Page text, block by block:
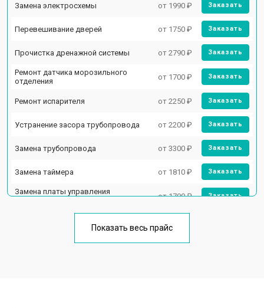
Замена электросхемы от 1990 ₽ Заказать
Перевешивание дверей от 1750 ₽ Заказать
Прочистка дренажной системы от 2790 ₽ Заказать
Ремонт датчика морозильного
отделения
от 1700 ₽ Заказать
Ремонт испарителя от 2250 ₽ Заказать
Устранение засора трубопровода от 2200 ₽ Заказать
Замена трубопровода от 3300 ₽ Заказать
Замена таймера от 1810 ₽ Заказать
Замена платы управления
от 1700 ₽ Заказать
Ремонт/замена датчика
Замена термостата от 1700 ₽
Показать весь прайс